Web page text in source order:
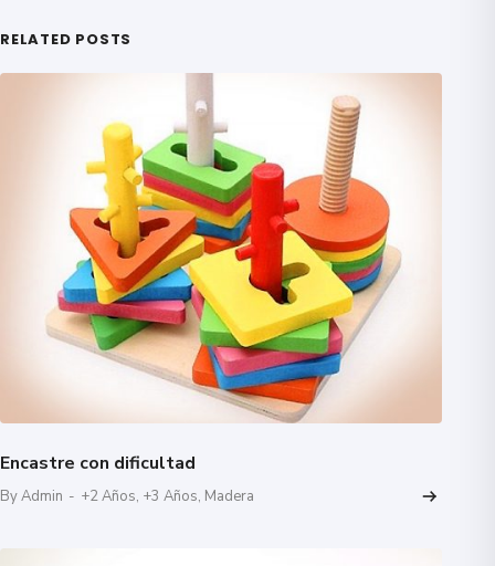
RELATED POSTS
Encastre con dificultad
By Admin - +2 Años, +3 Años, Madera